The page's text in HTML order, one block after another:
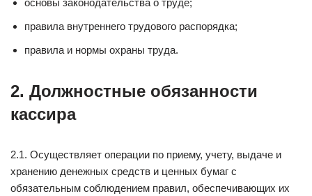
основы законодательства о труде;
правила внутреннего трудового распорядка;
правила и нормы охраны труда.
2. Должностные обязанности
кассира
2.1. Осуществляет операции по приему, учету, выдаче и
хранению денежных средств и ценных бумаг с
обязательным соблюдением правил, обеспечивающих их